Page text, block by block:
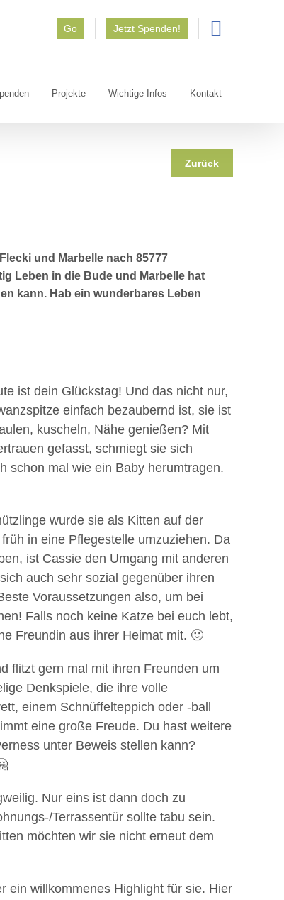
Go Jetzt Spenden!
Projekte Wichtige Infos Kontakt
Zurück
und Marbelle nach 85777
Leben in die Bude und Marbelle hat
kann. Hab ein wunderbares Leben
ist dein Glückstag! Und das nicht nur,
einfach bezaubernd ist, sie ist
kuscheln, Nähe genießen? Mit
gefasst, schmiegt sie sich
schon mal wie ein Baby herumtragen.
wurde sie als Kitten auf der
in eine Pflegestelle umzuziehen. Da
ist Cassie den Umgang mit anderen
auch sehr sozial gegenüber ihren
Voraussetzungen also, um bei
Falls noch keine Katze bei euch lebt,
Freundin aus ihrer Heimat mit. 🙂
flitzt gern mal mit ihren Freunden um
Denkspiele, die ihre volle
einem Schnüffelteppich oder -ball
eine große Freude. Du hast weitere
unter Beweis stellen kann?
Nur eins ist dann doch zu
Terrassentür sollte tabu sein.
möchten wir sie nicht erneut dem
ein willkommenes Highlight für sie. Hier